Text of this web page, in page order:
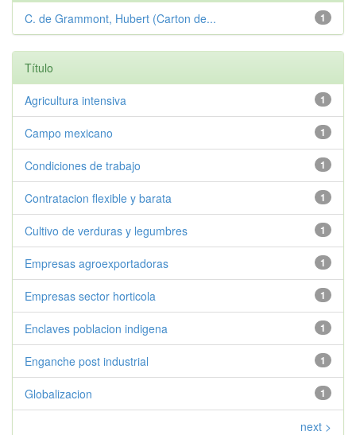
1
C. de Grammont, Hubert (Carton de...
Título
1
Agricultura intensiva
1
Campo mexicano
1
Condiciones de trabajo
1
Contratacion flexible y barata
1
Cultivo de verduras y legumbres
1
Empresas agroexportadoras
1
Empresas sector horticola
1
Enclaves poblacion indigena
1
Enganche post industrial
1
Globalizacion
next >